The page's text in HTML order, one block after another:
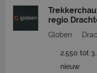
regio
Globen
2.550 tot
nieuw